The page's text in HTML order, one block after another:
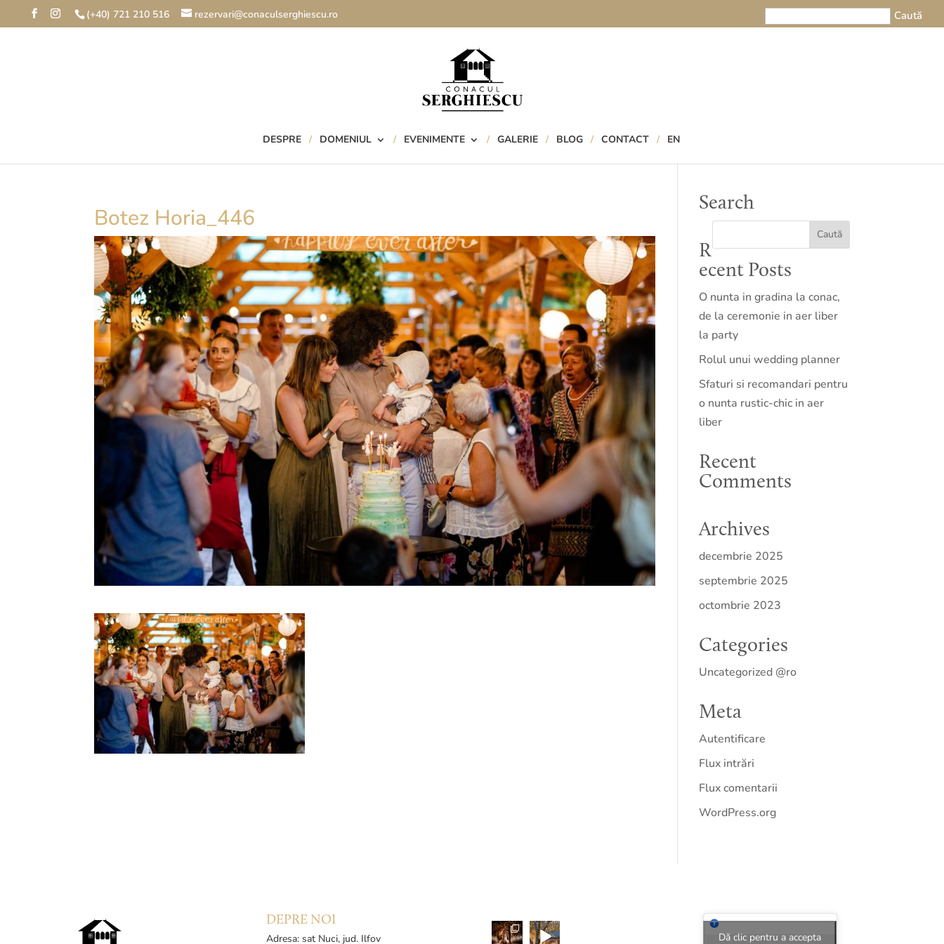
(+40) 721 210 516 rezervari@conaculserghiescu.ro
DESPRE DOMENIUL EVENIMENTE GALERIE BLOG CONTACT EN
Botez Horia_446 Search
R
ecent Posts
O nunta in gradina la conac,
de la ceremonie in aer liber
la party
Rolul unui wedding planner
Sfaturi si recomandari pentru
o nunta rustic-chic in aer
liber
Recent
Comments
Archives
decembrie 2025
septembrie 2025
octombrie 2023
Categories
Uncategorized @ro
Meta
Autentificare
Flux intrări
Flux comentarii
WordPress.org
DEPRE NOI
Adresa: sat Nuci, jud. Ilfov
Dă clic pentru a accepta